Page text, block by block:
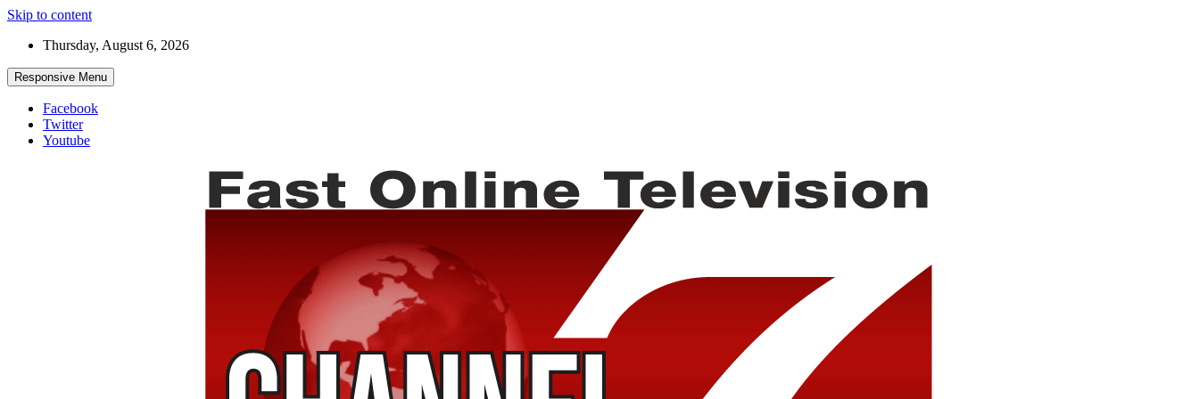
Skip to content
Thursday, August 6, 2026
Responsive Menu
Facebook
Twitter
Youtube